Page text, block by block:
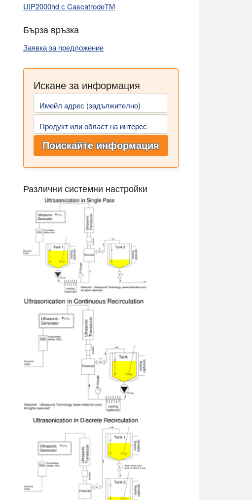
UIP2000hd с CascatrodeТМ
Бърза връзка
Заявка за предложение
Искане за информация
Имейл адрес (задължително)
Продукт или област на интерес
Поискайте информация
Различни системни настройки